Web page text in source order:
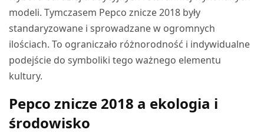
modeli. Tymczasem Pepco znicze 2018 były
standaryzowane i sprowadzane w ogromnych
ilościach. To ograniczało różnorodność i indywidualne
podejście do symboliki tego ważnego elementu
kultury.
Pepco znicze 2018 a ekologia i
środowisko